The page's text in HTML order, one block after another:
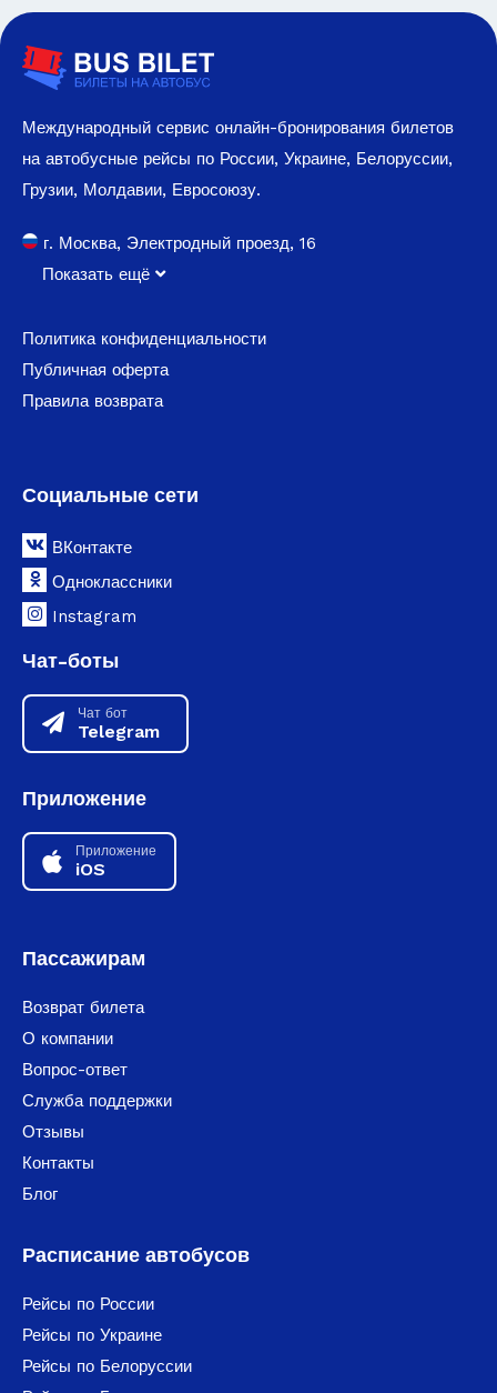
Международный сервис онлайн-бронирования билетов
на автобусные рейсы по России, Украине, Белоруссии,
Грузии, Молдавии, Евросоюзу.
г. Москва, Электродный проезд, 16
Показать ещё
Политика конфиденциальности
Публичная оферта
Правила возврата
Социальные сети
ВКонтакте
Одноклассники
Instagram
Чат-боты
Чат бот
Telegram
Приложение
Приложение
iOS
Пассажирам
Возврат билета
О компании
Вопрос-ответ
Служба поддержки
Отзывы
Контакты
Блог
Расписание автобусов
Рейсы по России
Рейсы по Украине
Рейсы по Белоруссии